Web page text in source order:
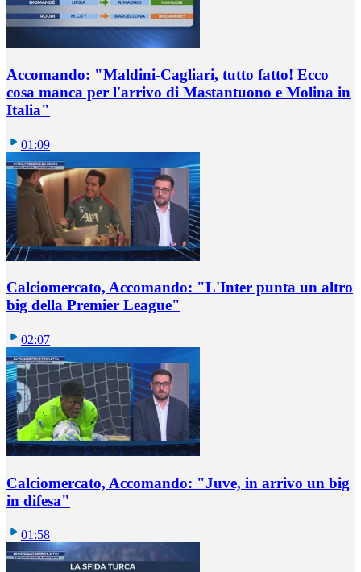
Accomando: "Maldini-Cagliari, tutto fatto! Ecco
cosa manca per l'arrivo di Mastantuono e Molina in
Italia"
01:09
Calciomercato, Accomando: "L'Inter punta un altro
big della Premier League"
02:07
Calciomercato, Accomando: "Juve, in arrivo un big
in difesa"
01:58